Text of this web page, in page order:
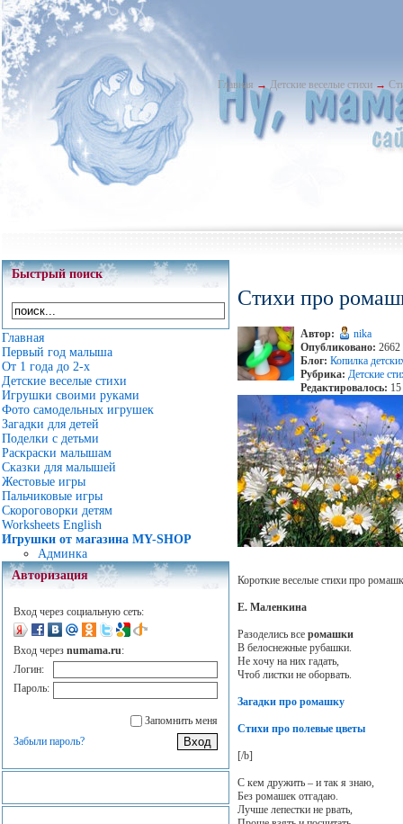
Главная → Детские веселые стихи →
Быстрый поиск
Главная
Первый год малыша
От 1 года до 2-х
Детские веселые стихи
Игрушки своими руками
Фото самодельных игрушек
Загадки для детей
Поделки с детьми
Раскраски малышам
Сказки для малышей
Жестовые игры
Пальчиковые игры
Скороговорки детям
Worksheets English
Игрушки от магазина MY-SHOP
Админка
Авторизация
Вход через социальную сеть:
Вход через numama.ru:
Логин:
Пароль:
Запомнить меня
Забыли пароль?
Стихи про
Автор:
nika
Опубликовано: 2662
Блог: Копилка
Рубрика: Детские
Редактировалось:
Короткие веселые стихи про
Е. Маленкина
Разоделись все ромашки
В белоснежные рубашки.
Не хочу на них гадать,
Чтоб листки не оборвать.
Загадки про ромашку
Стихи про полевые цветы
[/b]
С кем дружить – и так я знаю,
Без ромашек отгадаю.
Лучше лепестки не рвать,